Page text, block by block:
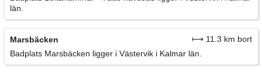
län.
Marsbäcken
⟼ 11.3 km bort
Badplats Marsbäcken ligger i Västervik i Kalmar län.